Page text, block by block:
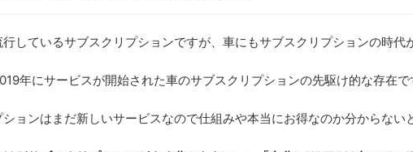
しているサブスクリプションですが、車にもサブスクリプションの時代
年にサービスが開始された車のサブスクリプションの先駆け的な存在で
ョンはまだ新しいサービスなので仕組みや本当にお得なのか分からない